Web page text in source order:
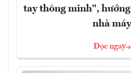
tay thông minh",
nhà máy
Đọc ngay